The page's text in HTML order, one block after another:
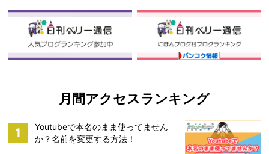
月間アクセスランキング
1
Youtubeで本名のまま使ってません
か？名前を変更する方法！